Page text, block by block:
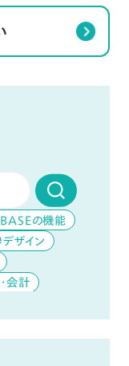
の機能
ザイン
会計